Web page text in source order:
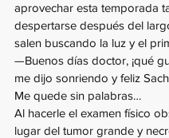
aprovechar esta temporada
despertarse después del
salen buscando la luz y el
—Buenos días doctor, ¡qué
me dijo sonriendo y feliz
Me quede sin palabras…
Al hacerle el examen físico
lugar del tumor grande y